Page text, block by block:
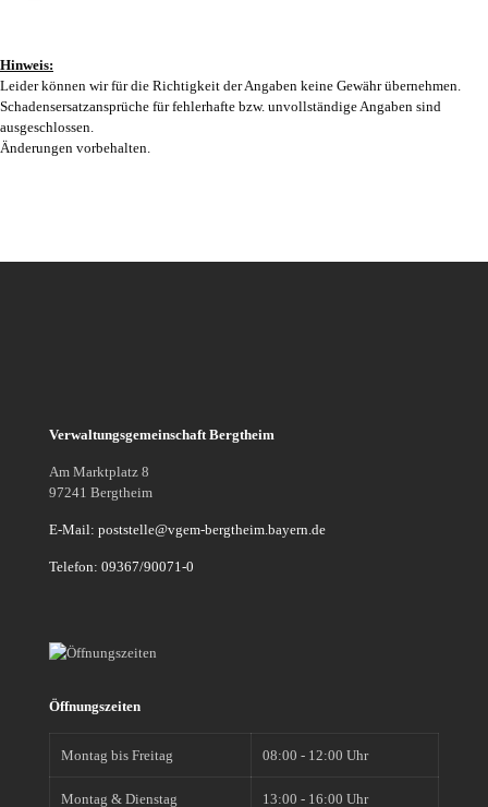
Hinweis:
Leider können wir für die Richtigkeit der Angaben keine Gewähr übernehmen.
Schadensersatzansprüche für fehlerhafte bzw. unvollständige Angaben sind
ausgeschlossen.
Änderungen vorbehalten.
Verwaltungsgemeinschaft Bergtheim
Am Marktplatz 8
97241 Bergtheim
E-Mail: poststelle@vgem-bergtheim.bayern.de
Telefon: 09367/90071-0
Öffnungszeiten
Montag bis Freitag 08:00 - 12:00 Uhr
Montag & Dienstag 13:00 - 16:00 Uhr